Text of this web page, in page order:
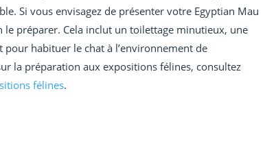
Si vous envisagez de présenter votre Egyptian Mau
préparer. Cela inclut un toilettage minutieux, une
habituer le chat à l’environnement de
la préparation aux expositions félines, consultez
félines.